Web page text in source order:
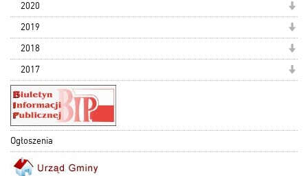
2020
2019
2018
2017
Ogłoszenia